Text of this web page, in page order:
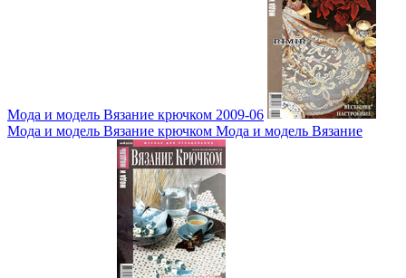
Мода и модель Вязание крючком 2009-06
Мода и модель Вязание крючком Мода и модель Вязание